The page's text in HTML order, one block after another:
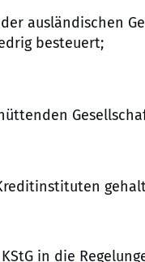
ausländischen
besteuert;
in die